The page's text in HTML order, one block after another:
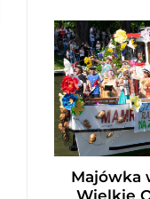
Majówka
Wielkie